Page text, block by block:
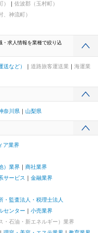
佐波郡（玉村町）
、神流町）
・求人情報を業種で絞り込
など） 道路旅客運送業
海運業
奈川県 山梨県
ア業界
）業界
商社業界
サービス
金融業界
・監査法人・税理士法人
センター
小売業界
・石油・新エネルギー）業界